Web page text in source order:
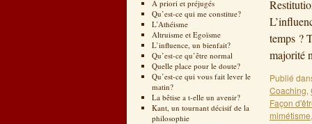
A priori et préjugés
Qu’est-ce qui me constitue?
L’Athéisme
Altruisme et Egoïsme
L’influence, un bienfait?
Qu’est-ce qu’être normal
Quelle place pour le doute?
Qu’est-ce qui vous fait lever le
matin?
La bêtise a t-elle un avenir?
Kant, un tournant décisif de la
philosophie
temps ?
Publié
Coaching,
Façon
mimétisme